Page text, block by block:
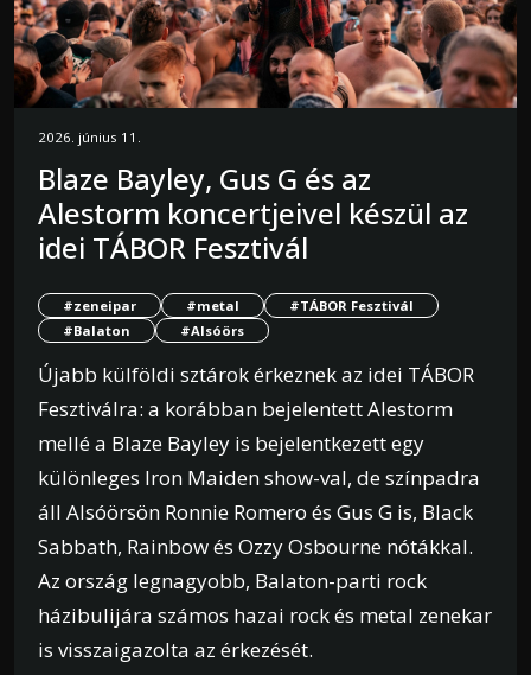
2026. június 11.
Blaze Bayley, Gus G és az
Alestorm koncertjeivel készül az
idei TÁBOR Fesztivál
#zeneipar #metal
#TÁBOR Fesztivál
#Balaton
#Alsóörs
Újabb külföldi sztárok érkeznek az idei TÁBOR
Fesztiválra: a korábban bejelentett Alestorm
mellé a Blaze Bayley is bejelentkezett egy
különleges Iron Maiden show-val, de színpadra
áll Alsóörsön Ronnie Romero és Gus G is, Black
Sabbath, Rainbow és Ozzy Osbourne nótákkal.
Az ország legnagyobb, Balaton-parti rock
házibulijára számos hazai rock és metal zenekar
is visszaigazolta az érkezését.